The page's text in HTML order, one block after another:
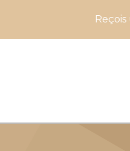
Reçois une lettre